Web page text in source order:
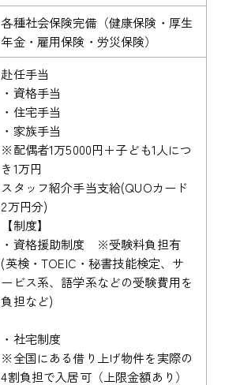
各種社会保険完備（健康保険・厚生
年金・雇用保険・労災保険）
赴任手当
・資格手当
・住宅手当
・家族手当
※配偶者1万5000円＋子ども1人につ
き1万円
スタッフ紹介手当支給(QUOカード
2万円分)
【制度】
・資格援助制度 ※受験料負担有
(英検・TOEIC・秘書技能検定、サ
ービス系、語学系などの受験費用を
負担など)
・社宅制度
※全国にある借り上げ物件を実際の
4割負担で入居可（上限金額あり）